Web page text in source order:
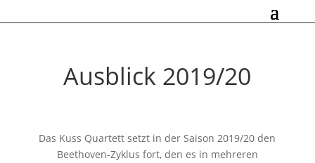
Ausblick 2019/20
Das Kuss Quartett setzt in der Saison 2019/20 den
Beethoven-Zyklus fort, den es in meh­re­ren